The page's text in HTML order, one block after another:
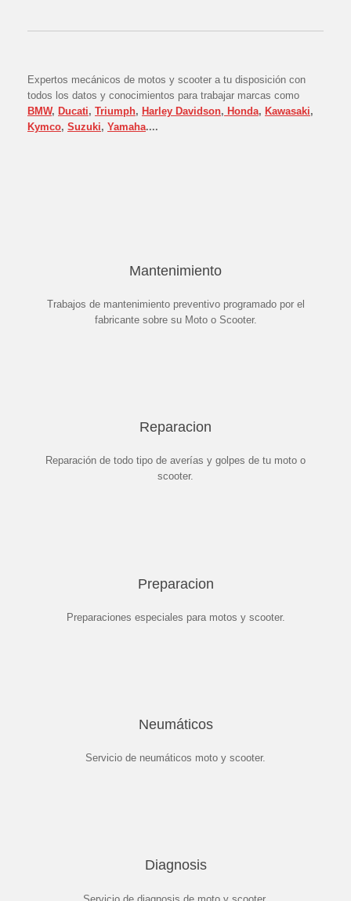
Expertos mecánicos de motos y scooter a tu disposición con
todos los datos y conocimientos para trabajar marcas como
BMW, Ducati, Triumph, Harley Davidson, Honda, Kawasaki,
Kymco, Suzuki, Yamaha....
Mantenimiento
Trabajos de mantenimiento preventivo programado por el
fabricante sobre su Moto o Scooter.
Reparacion
Reparación de todo tipo de averías y golpes de tu moto o
scooter.
Preparacion
Preparaciones especiales para motos y scooter.
Neumáticos
Servicio de neumáticos moto y scooter.
Diagnosis